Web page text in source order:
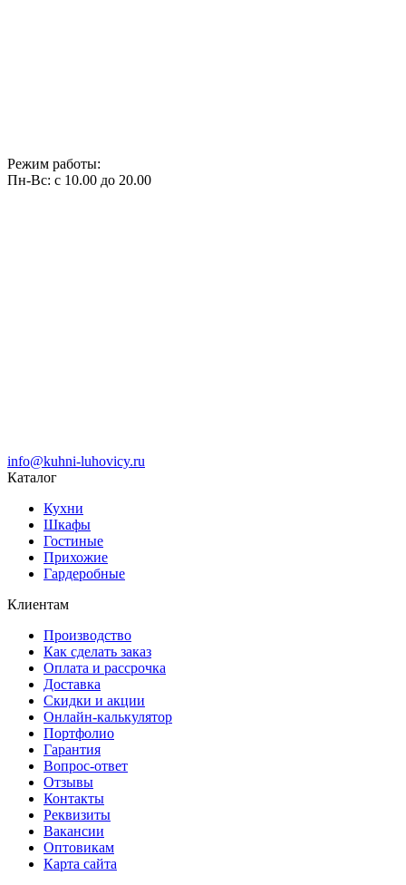
Режим работы:
Пн-Вс: с 10.00 до 20.00
info@kuhni-luhovicy.ru
Каталог
Кухни
Шкафы
Гостиные
Прихожие
Гардеробные
Клиентам
Производство
Как сделать заказ
Оплата и рассрочка
Доставка
Скидки и акции
Онлайн-калькулятор
Портфолио
Гарантия
Вопрос-ответ
Отзывы
Контакты
Реквизиты
Вакансии
Оптовикам
Карта сайта